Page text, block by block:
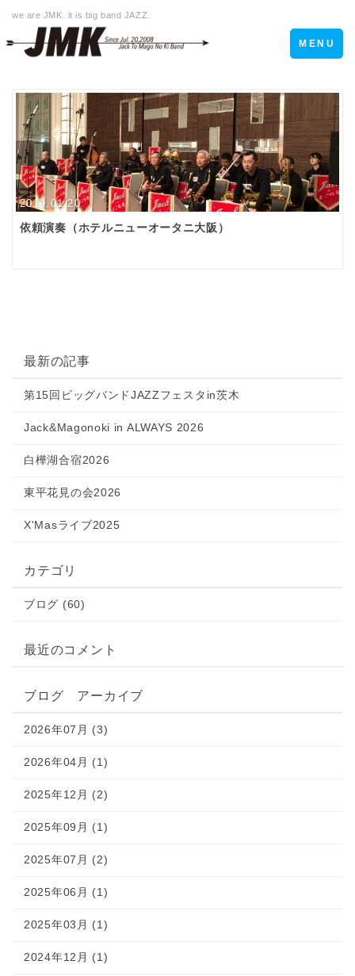
we are JMK. it is big band JAZZ.
Toggle
navigation
MENU
2019.01.20
依頼演奏（ホテルニューオータニ大阪）
最新の記事
第15回ビッグバンドJAZZフェスタin茨木
Jack&Magonoki in ALWAYS 2026
白樺湖合宿2026
東平花見の会2026
X'Masライブ2025
カテゴリ
ブログ (60)
最近のコメント
ブログ アーカイブ
2026年07月 (3)
2026年04月 (1)
2025年12月 (2)
2025年09月 (1)
2025年07月 (2)
2025年06月 (1)
2025年03月 (1)
2024年12月 (1)